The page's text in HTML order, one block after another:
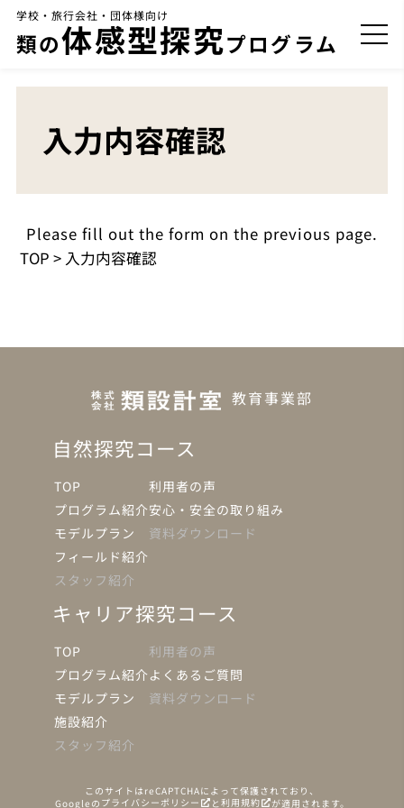
学校・旅行会社・団体様向け
類の体感型探究プログラム
入力内容確認
Please fill out the form on the previous page.
TOP > 入力内容確認
教育事業部
自然探究コース
TOP
プログラム紹介
モデルプラン
フィールド紹介
スタッフ紹介
利用者の声
安心・安全の取り組み
資料ダウンロード
キャリア探究コース
TOP
プログラム紹介
モデルプラン
施設紹介
スタッフ紹介
利用者の声
よくあるご質問
資料ダウンロード
このサイトはreCAPTCHAによって保護されており、
Googleの プライバシーポリシー と 利用規約 が適用されます。